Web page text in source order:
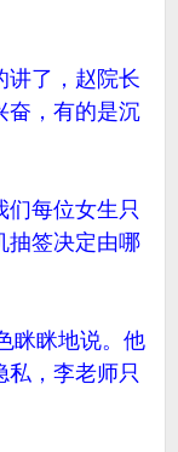
了，赵院长
奋，有的是沉
每位女生只
抽签决定由哪
眯眯地说。他
私，李老师只